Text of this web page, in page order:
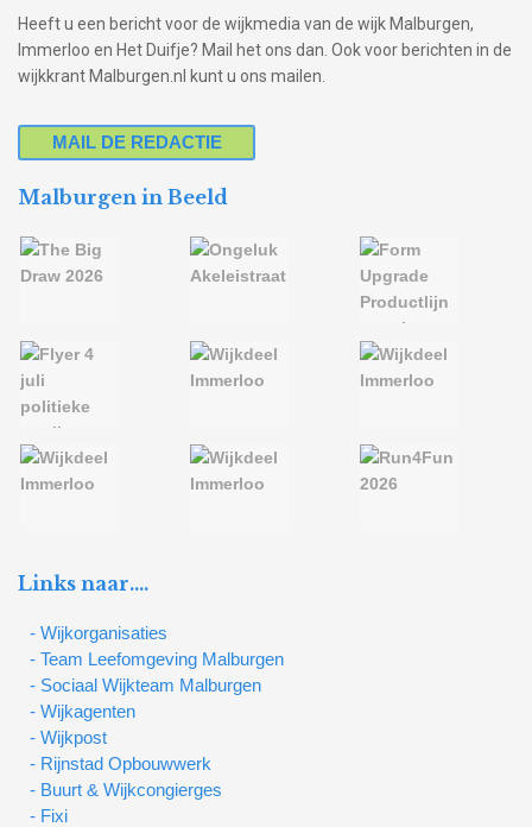
Heeft u een bericht voor de wijkmedia van de wijk Malburgen,
Immerloo en Het Duifje? Mail het ons dan. Ook voor berichten in de
wijkkrant Malburgen.nl kunt u ons mailen.
MAIL DE REDACTIE
Malburgen in Beeld
Links naar….
- Wijkorganisaties
- Team Leefomgeving Malburgen
- Sociaal Wijkteam Malburgen
- Wijkagenten
- Wijkpost
- Rijnstad Opbouwwerk
- Buurt & Wijkcongierges
- Fixi